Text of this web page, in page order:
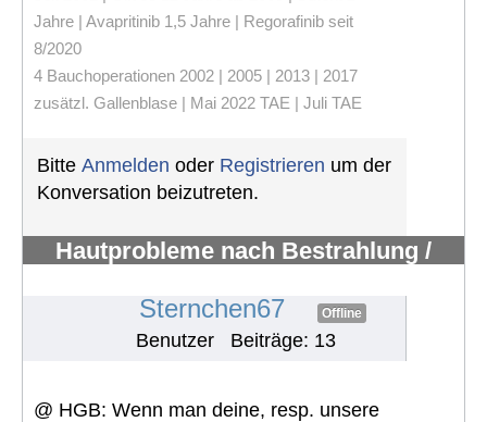
Jahre | Avapritinib 1,5 Jahre | Regorafinib seit
8/2020
4 Bauchoperationen 2002 | 2005 | 2013 | 2017
zusätzl. Gallenblase | Mai 2022 TAE | Juli TAE
Bitte Anmelden oder Registrieren um der
Konversation beizutreten.
Hautprobleme nach Bestrahlung /
Sternchen67 Offline
Benutzer Beiträge: 13
@ HGB: Wenn man deine, resp. unsere